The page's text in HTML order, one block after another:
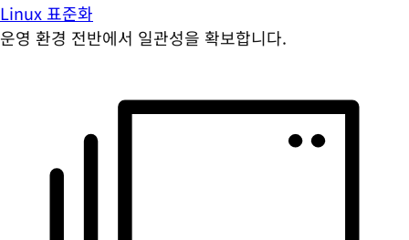
Linux 표준화
운영 환경 전반에서 일관성을 확보합니다.